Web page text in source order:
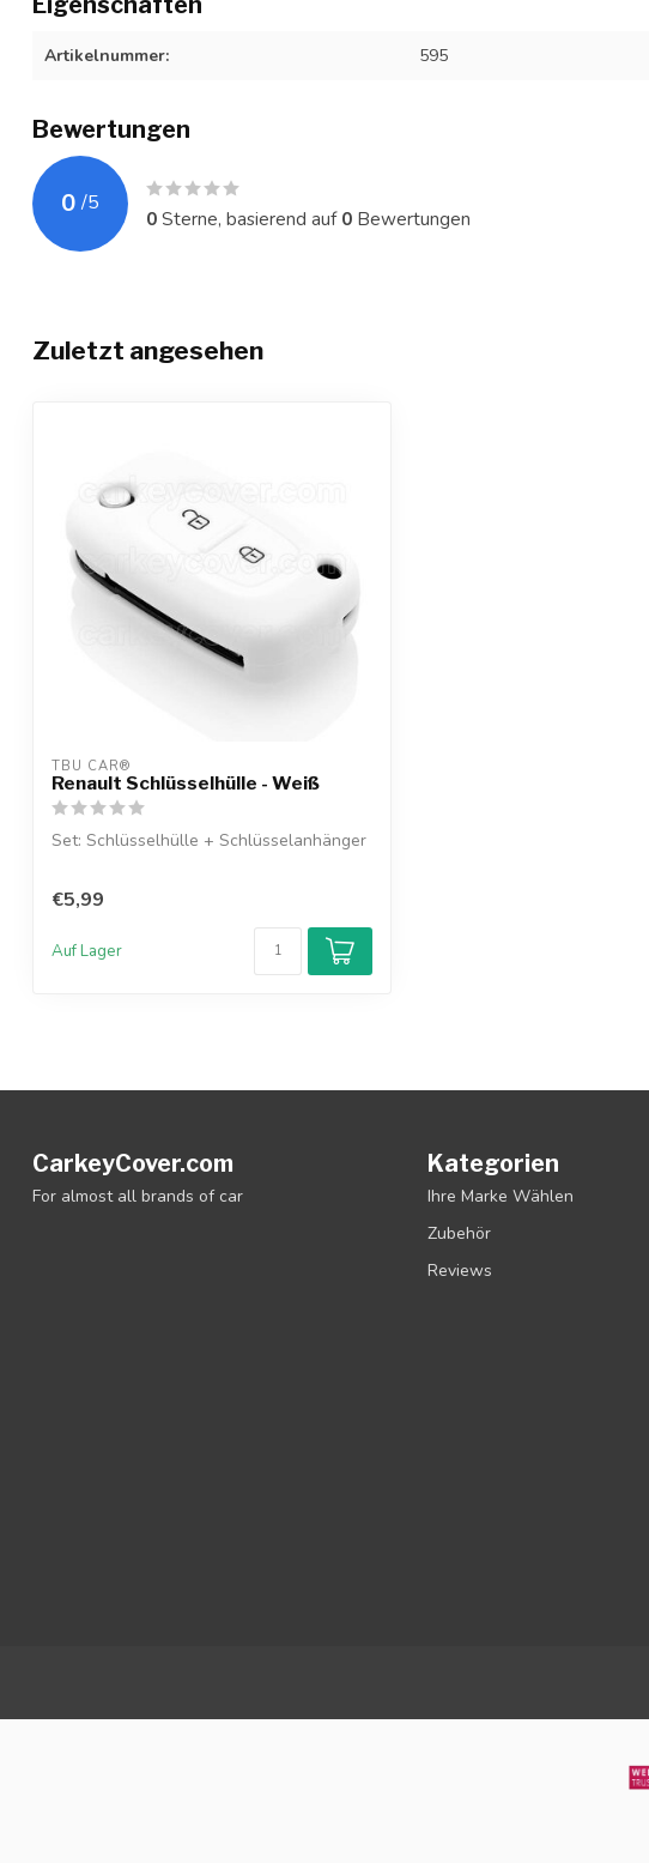
Artikelnummer: 595
Bewertungen
0 /5
0Sterne, basierend auf0 Bewertungen
Zuletzt angesehen
TBU CAR®
Renault Schlüsselhülle - Weiß
Set: Schlüsselhülle + Schlüsselanhänger
€5,99
Auf Lager
CarkeyCover.com
For almost all brands of car
Kategorien
Ihre Marke Wählen
Zubehör
Reviews